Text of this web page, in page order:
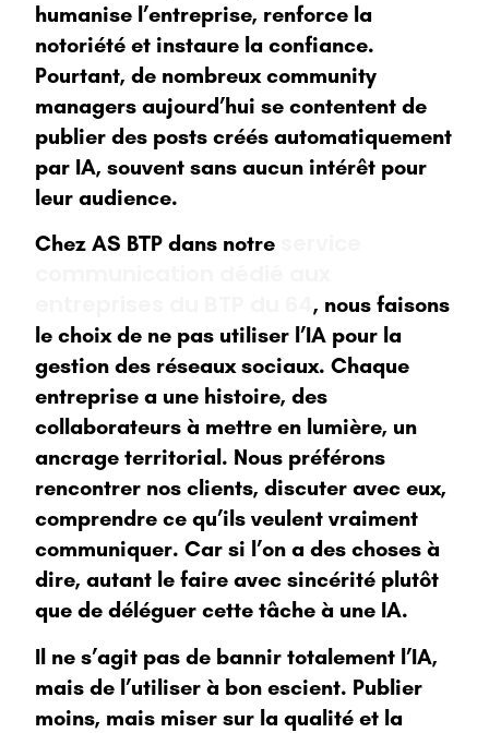
humanise l’entreprise, renforce la
notoriété et instaure la confiance.
Pourtant, de nombreux community
managers aujourd’hui se contentent de
publier des posts créés automatiquement
par IA, souvent sans aucun intérêt pour
leur audience.
Chez AS BTP dans notre
entreprises du BTP du 64, nous faisons
le choix de ne pas utiliser l’IA pour la
gestion des réseaux sociaux. Chaque
entreprise a une histoire, des
collaborateurs à mettre en lumière, un
ancrage territorial. Nous préférons
rencontrer nos clients, discuter avec eux,
comprendre ce qu’ils veulent vraiment
communiquer. Car si l’on a des choses à
dire, autant le faire avec sincérité plutôt
que de déléguer cette tâche à une IA.
Il ne s’agit pas de bannir totalement l’IA,
mais de l’utiliser à bon escient. Publier
moins, mais miser sur la qualité et la